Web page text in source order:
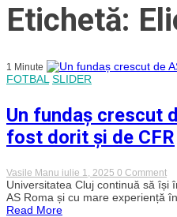
Etichetă:
1 Minute
FOTBAL SLIDER
Un fundaș crescut
fost dorit și de CFR
Vasile Manu iulie 1, 2025 0 Commenton
Universitatea Cluj continuă să își
AS Roma și cu mare experiență
Read More